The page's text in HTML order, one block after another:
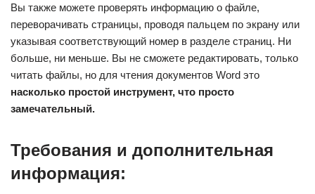
Вы также можете проверять информацию о файле,
переворачивать страницы, проводя пальцем по экрану или
указывая соответствующий номер в разделе страниц. Ни
больше, ни меньше. Вы не сможете редактировать, только
читать файлы, но для чтения документов Word это
насколько простой инструмент, что просто
замечательный.
Требования и дополнительная
информация: